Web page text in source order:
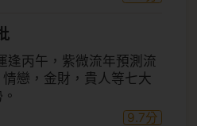
逢丙午，紫微流年預測流
戀，金財，貴人等七大
9.7分